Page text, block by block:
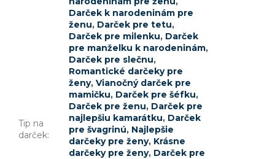
Tip na
darček:
Darček k narodeninám pre
ženu, Darček pre tetu,
Darček pre milenku, Darček
pre manželku k narodeninám,
Darček pre slečnu,
Romantické darčeky pre
ženy, Vianočný darček pre
mamičku, Darček pre šéfku,
Darček pre ženu, Darček pre
najlepšiu kamarátku, Darček
pre švagrinú, Najlepšie
darčeky pre ženy, Krásne
darčeky pre ženy, Darček pre